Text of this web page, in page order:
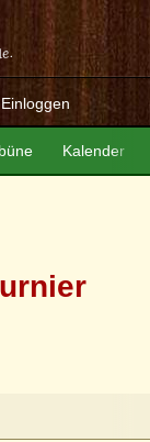
Einloggen
Kalender